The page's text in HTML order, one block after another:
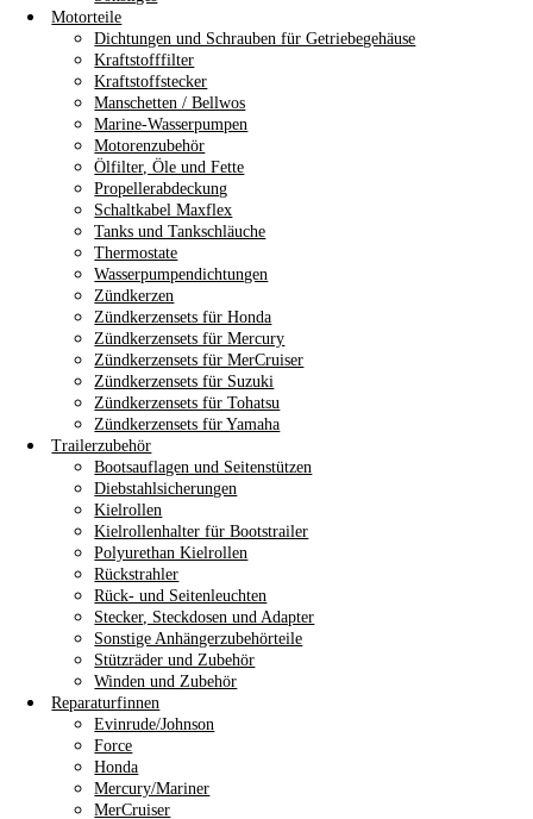
Motorteile
Dichtungen und Schrauben für Getriebegehäuse
Kraftstofffilter
Kraftstoffstecker
Manschetten / Bellwos
Marine-Wasserpumpen
Motorenzubehör
Ölfilter, Öle und Fette
Propellerabdeckung
Schaltkabel Maxflex
Tanks und Tankschläuche
Thermostate
Wasserpumpendichtungen
Zündkerzen
Zündkerzensets für Honda
Zündkerzensets für Mercury
Zündkerzensets für MerCruiser
Zündkerzensets für Suzuki
Zündkerzensets für Tohatsu
Zündkerzensets für Yamaha
Trailerzubehör
Bootsauflagen und Seitenstützen
Diebstahlsicherungen
Kielrollen
Kielrollenhalter für Bootstrailer
Polyurethan Kielrollen
Rückstrahler
Rück- und Seitenleuchten
Stecker, Steckdosen und Adapter
Sonstige Anhängerzubehörteile
Stützräder und Zubehör
Winden und Zubehör
Reparaturfinnen
Evinrude/Johnson
Force
Honda
Mercury/Mariner
MerCruiser